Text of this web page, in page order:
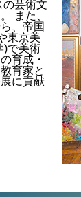
の芸術文
また、
、帝国
東京美
)で美術
育成・
育家と
に貢献